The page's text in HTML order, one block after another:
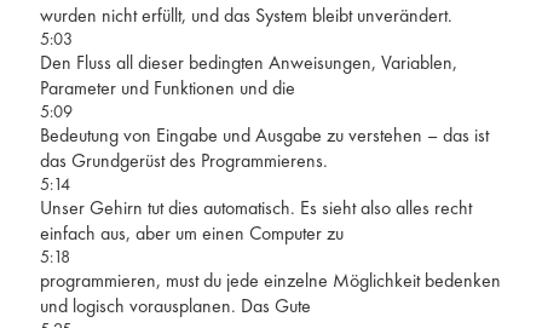
wurden nicht erfüllt, und das System bleibt unverändert.
5:03
Den Fluss all dieser bedingten Anweisungen, Variablen,
Parameter und Funktionen und die
5:09
Bedeutung von Eingabe und Ausgabe zu verstehen – das ist
das Grundgerüst des Programmierens.
5:14
Unser Gehirn tut dies automatisch. Es sieht also alles recht
einfach aus, aber um einen Computer zu
5:18
programmieren, must du jede einzelne Möglichkeit bedenken
und logisch vorausplanen. Das Gute